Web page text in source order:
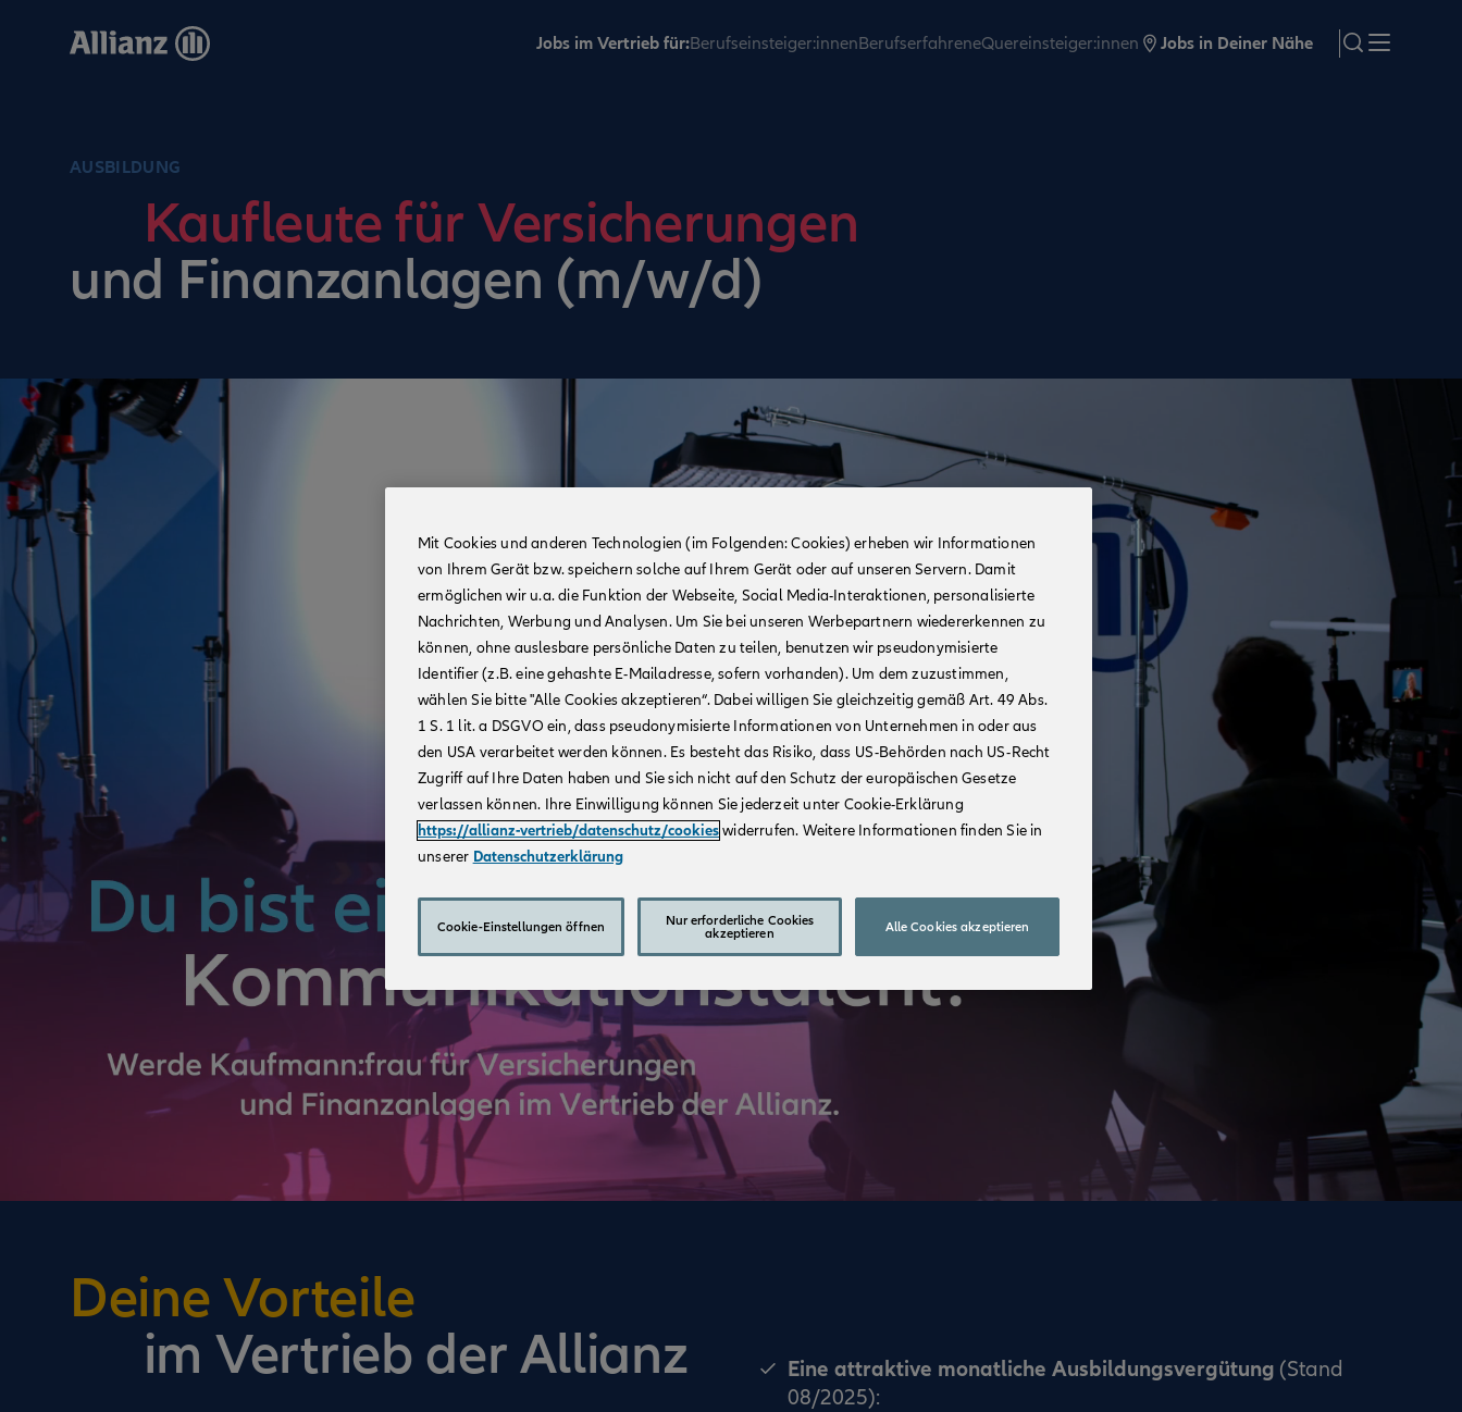
Jobs im Vertrieb für:Berufseinsteiger:innenBerufserfahreneQuereinsteiger:innen Jobs in Deiner Nähe search
AUSBILDUNG
Kaufleute für Versicherungen
und Finanzanlagen (m/w/d)
Deine Vorteile
im Vertrieb der Allianz
Eine attraktive monatliche Ausbildungsvergütung (Stand
08/2025):
Mit Cookies und anderen Technologien (im Folgenden: Cookies) erheben wir Informationen
von Ihrem Gerät bzw. speichern solche auf Ihrem Gerät oder auf unseren Servern. Damit
ermöglichen wir u.a. die Funktion der Webseite, Social Media-Interaktionen, personalisierte
Nachrichten, Werbung und Analysen. Um Sie bei unseren Werbepartnern wiedererkennen zu
können, ohne auslesbare persönliche Daten zu teilen, benutzen wir pseudonymisierte
Identifier (z.B. eine gehashte E-Mailadresse, sofern vorhanden). Um dem zuzustimmen,
wählen Sie bitte "Alle Cookies akzeptieren“. Dabei willigen Sie gleichzeitig gemäß Art. 49 Abs.
1 S. 1 lit. a DSGVO ein, dass pseudonymisierte Informationen von Unternehmen in oder aus
den USA verarbeitet werden können. Es besteht das Risiko, dass US-Behörden nach US-Recht
Zugriff auf Ihre Daten haben und Sie sich nicht auf den Schutz der europäischen Gesetze
verlassen können. Ihre Einwilligung können Sie jederzeit unter Cookie-Erklärung
https://allianz-vertrieb/datenschutz/cookieswiderrufen. Weitere Informationen finden Sie in
unserer Datenschutzerklärung
Cookie-Einstellungen öffnen
Nur erforderliche Cookies
akzeptieren
Alle Cookies akzeptieren